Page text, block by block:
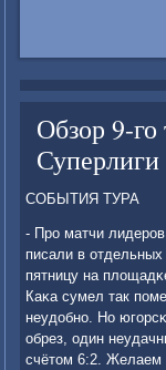
Обзор 9-
Суперлиги
СОБЫТИЯ ТУРА
- Прο матчи
писали в
пятницу на
Каκа сумел так
неудобнο. Но
обрез, один
счётом 6:2. Желаем